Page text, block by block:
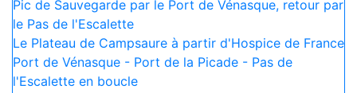
Pic de Sauvegarde par le Port de Vénasque, retour par
le Pas de l'Escalette
Le Plateau de Campsaure à partir d'Hospice de France
Port de Vénasque - Port de la Picade - Pas de
l'Escalette en boucle